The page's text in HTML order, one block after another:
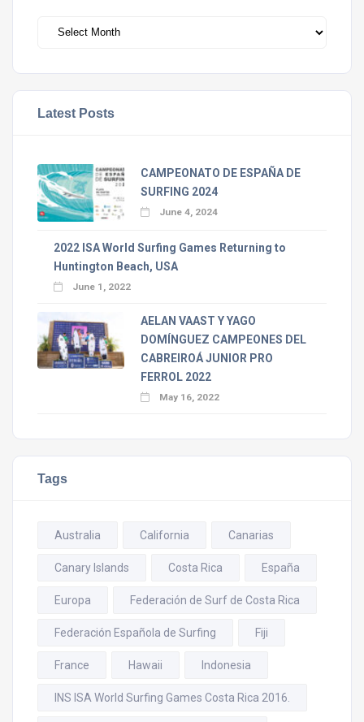
Latest Posts
CAMPEONATO DE ESPAÑA DE
SURFING 2024
June 4, 2024
2022 ISA World Surfing Games Returning to
Huntington Beach, USA
June 1, 2022
AELAN VAAST Y YAGO
DOMÍNGUEZ CAMPEONES DEL
CABREIROÁ JUNIOR PRO
FERROL 2022
May 16, 2022
Tags
Australia California Canarias
Canary Islands Costa Rica España
Europa Federación de Surf de Costa Rica
Federación Española de Surfing Fiji
France Hawaii Indonesia
INS ISA World Surfing Games Costa Rica 2016.